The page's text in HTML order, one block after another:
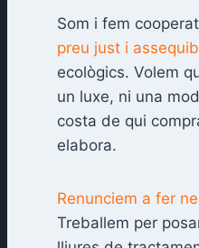
Som i fem
preu just i
ecològics. Volem
un luxe, ni una
costa de qui
elabora.
Renunciem a fer
Treballem per